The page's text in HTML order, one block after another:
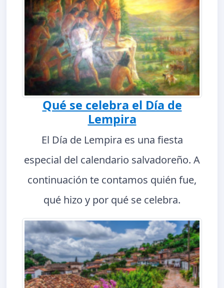
Qué se celebra el Día de
Lempira
El Día de Lempira es una fiesta
especial del calendario salvadoreño. A
continuación te contamos quién fue,
qué hizo y por qué se celebra.